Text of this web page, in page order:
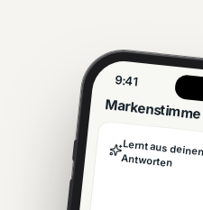
9:41
Markenstimme
Lernt aus deinen bisherigen Antworten